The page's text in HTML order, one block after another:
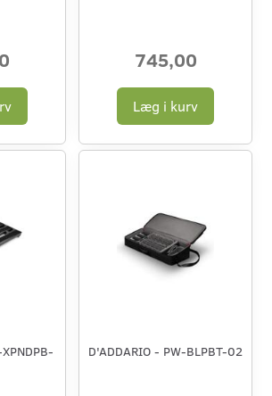
745,00
Læg i kurv
D'ADDARIO - PW-BLPBT-02